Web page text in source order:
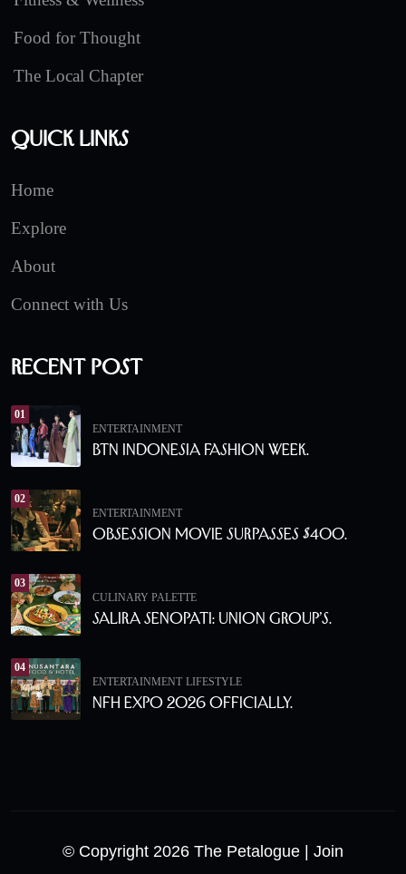
Food for Thought
The Local Chapter
Quick Links
Home
Explore
About
Connect with Us
Recent Post
01
ENTERTAINMENT
BTN Indonesia Fashion Week.
02
ENTERTAINMENT
Obsession Movie Surpasses $400.
03
CULINARY PALETTE
Salira Senopati: Union Group’s.
04
ENTERTAINMENT LIFESTYLE
NFH Expo 2026 Officially.
© Copyright 2026 The Petalogue | Join